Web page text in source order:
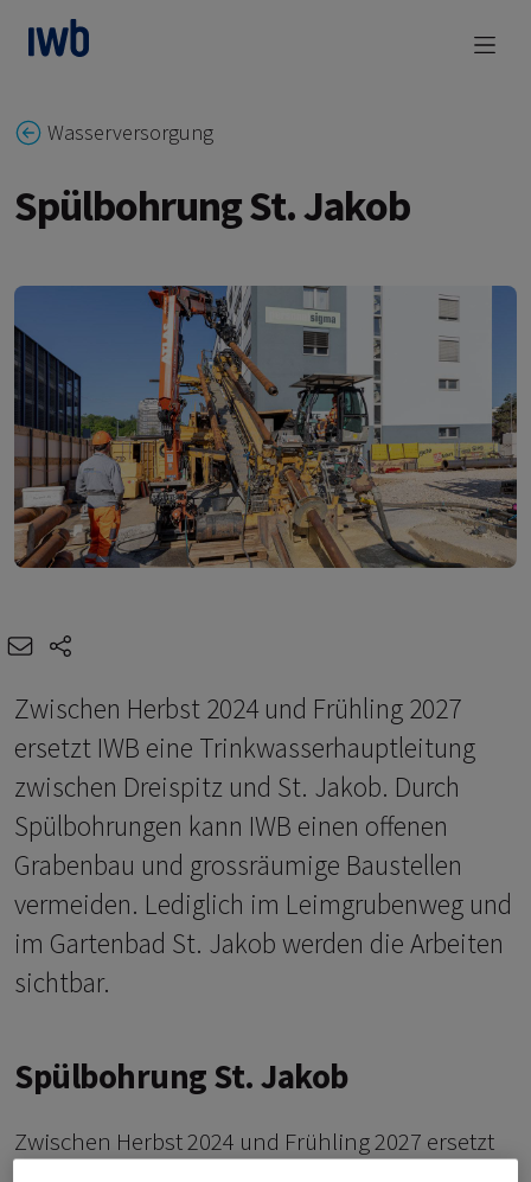
zum Main Content
Wasserversorgung
Spülbohrung St. Jakob
e-mail
Zwischen Herbst 2024 und Frühling 2027
ersetzt IWB eine Trinkwasserhauptleitung
zwischen Dreispitz und St. Jakob. Durch
Spülbohrungen kann IWB einen offenen
Grabenbau und grossräumige Baustellen
vermeiden. Lediglich im Leimgrubenweg und
im Gartenbad St. Jakob werden die Arbeiten
sichtbar.
Spülbohrung St. Jakob
Zwischen Herbst 2024 und Frühling 2027 ersetzt